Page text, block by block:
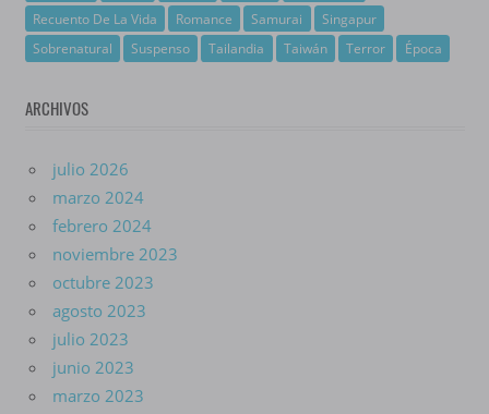
Recuento De La Vida
Romance Samurai
Singapur
Sobrenatural
Suspenso Tailandia Taiwán Terror Época
ARCHIVOS
julio 2026
marzo 2024
febrero 2024
noviembre 2023
octubre 2023
agosto 2023
julio 2023
junio 2023
marzo 2023